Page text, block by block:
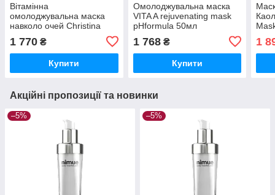
Вітамінна
омолоджувальна маска
навколо очей Christina
Line Repair Nutrient Depuff
Vitamin Eye Mask 60 мл
1 770 ₴
Купити
Омолоджувальна маска
VITA A rejuvenating mask
pHformula 50мл
1 768₴
Купити
1
Акційні пропозиції та новинки
–5% –5%